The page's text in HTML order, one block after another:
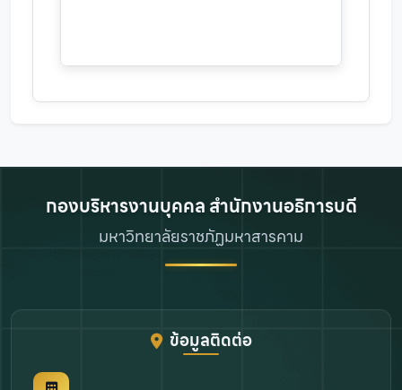
กองบริหารงานบุคคล สำนักงานอธิการบดี
มหาวิทยาลัยราชภัฏมหาสารคาม
ข้อมูลติดต่อ